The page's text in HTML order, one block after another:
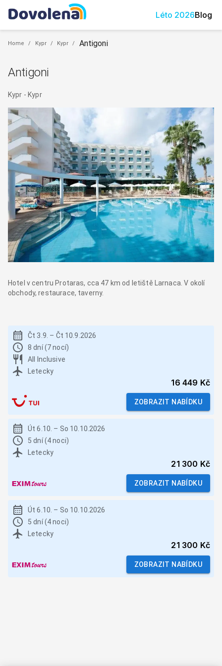
Léto 2026Blog
Home / Kypr / Kypr / Antigoni
Antigoni
Kypr - Kypr
Hotel v centru Protaras, cca 47 km od letiště Larnaca. V okolí
obchody, restaurace, taverny.
Čt 3.9. – Čt 10.9.2026
8 dní (7 nocí)
All Inclusive
Letecky
16 449 Kč
ZOBRAZIT NABÍDKU
Út 6.10. – So 10.10.2026
5 dní (4 noci)
Letecky
21 300 Kč
ZOBRAZIT NABÍDKU
Út 6.10. – So 10.10.2026
5 dní (4 noci)
Letecky
21 300 Kč
ZOBRAZIT NABÍDKU